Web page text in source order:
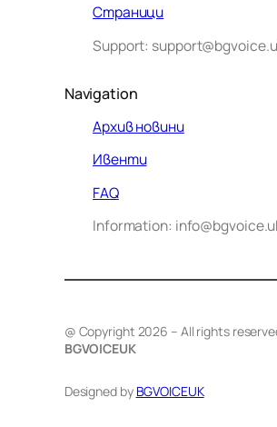
Страници
Support:
Navigation
Архив новини
Ивенти
FAQ
Information:
@ Copyright 2026 – All rights
BGVOICEUK
Designed by BGVOICEUK
VOICE UK. С какво